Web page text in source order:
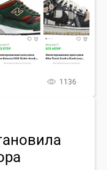
1136